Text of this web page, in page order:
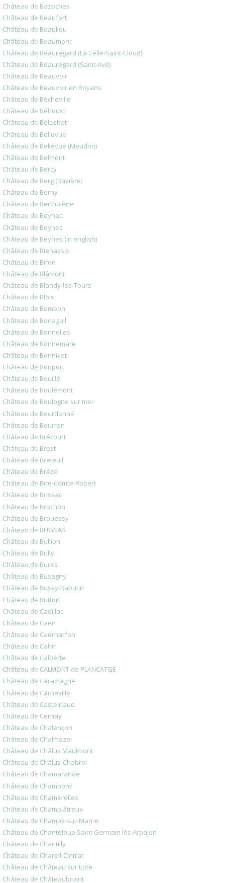
Château de Bazoches
Château de Beaufort
Château de Beaulieu
Château de Beaumont
Château de Beauregard (La Celle-Saint-Cloud)
Château de Beauregard (Saint-Avé)
Château de Beauvoir
Château de Beauvoir en Royans
Château de Bècheville
Château de Béhoust
Château de Bélesbat
Château de Bellevue
Château de Bellevue (Meudon)
Château de Belmont
Château de Bercy
Château de Berg (Bavière)
Château de Berny
Château de Bertholène
Château de Beynac
Château de Beynes
Château de Beynes (in english)
Château de Bienassis
Château de Biron
Château de Blâmont
Château de Blandy-les-Tours
Château de Blois
Château de Bombon
Château de Bonaguil
Château de Bonnelles
Château de Bonnemare
Château de Bonnivet
Château de Bonport
Château de Bouillé
Château de Boulémont
Château de Boulogne sur mer
Château de Bourdonné
Château de Bourran
Château de Brécourt
Château de Brest
Château de Breteuil
Château de Brézé
Château de Brie-Comte-Robert
Château de Brissac
Château de Brochon
Château de Brouessy
Château de BUGNAS
Château de Bullion
Château de Bully
Château de Bures
Château de Busagny
Château de Bussy-Rabutin
Château de Button
Château de Cadillac
Château de Caen
Château de Caernarfon
Château de Cahir
Château de Calberte
Château de CALMONT de PLANCATGE
Château de Caramagne
Château de Carneville
Château de Castelnaud
Château de Cernay
Château de Chalençon
Château de Chalmazel
Château de Châlus Maulmont
Château de Châlus-Chabrol
Château de Chamarande
Château de Chambord
Château de Chamerolles
Château de Champlâtreux
Château de Champs-sur-Marne
Château de Chanteloup Saint Germain lès Arpajon
Château de Chantilly
Château de Chareil-Cintrat
Château de Château sur Epte
Château de Châteaubriant